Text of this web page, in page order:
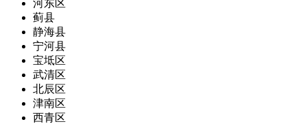
河东区
蓟县
静海县
宁河县
宝坻区
武清区
北辰区
津南区
西青区